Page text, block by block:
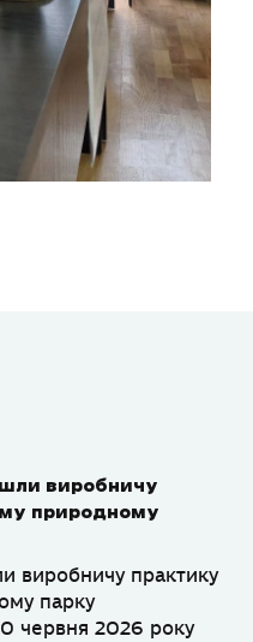
виробничу
природному
виробничу практику
парку
червня 2026 року